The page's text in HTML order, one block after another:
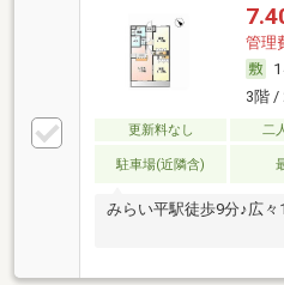
管理
3階 /
更新料なし 二
駐車場(近隣含)
みらい平駅徒歩9分♪広